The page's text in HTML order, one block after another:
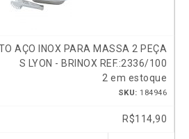
AÇO INOX PARA MASSA 2 PEÇA
S LYON - BRINOX REF.:2336/100
2 em estoque
SKU: 184946
R$114,90